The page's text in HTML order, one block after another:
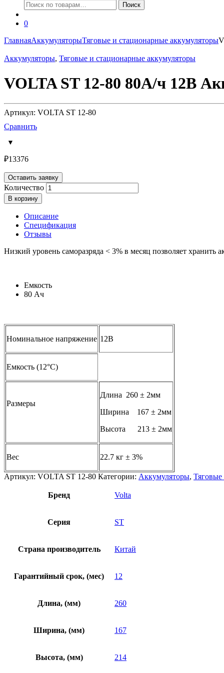
Искать:
Поиск
0
ГлавнаяАккумуляторыТяговые и стационарные аккумуляторы
Аккумуляторы, Тяговые и стационарные аккумуляторы
VOLTA ST 12-80 80А/ч 12В
Артикул: VOLTA ST 12-80
Сравнить
₽13376
Оставить заявку
Количество
В корзину
Описание
Спецификация
Отзывы
Низкий уровень саморазряда < 3% в месяц позволяет хранить
Емкость
80 Ач
Номинальное напряжение 12В
Емкость (12°С)
Размеры
Длина 260 ± 2мм
Ширина 167 ± 2мм
Высота 213 ± 2мм
Вес 22.7 кг ± 3%
Артикул: VOLTA ST 12-80 Категории: Аккумуляторы, Тяговые
Бренд Volta
Серия ST
Страна производитель Китай
Гарантийный срок, (мес) 12
Длина, (мм) 260
Ширина, (мм) 167
Высота, (мм) 214